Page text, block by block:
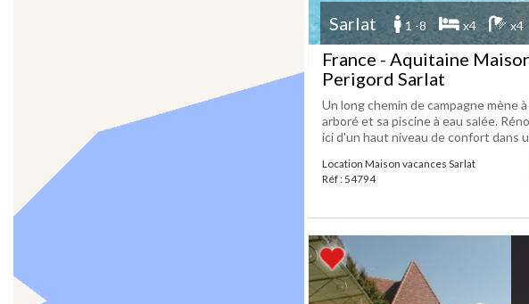
Sarlat 1 -8 x4 x4
France - Aquitaine
Perigord Sarlat
Un long chemin de campagne mène
arboré et sa piscine à eau salée.
ici d'un haut niveau de confort dans
Location Maison vacances Sarlat
Réf : 54794